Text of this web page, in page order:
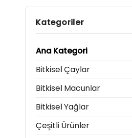
Kategoriler
Ana Kategori
Bitkisel Çaylar
Bitkisel Macunlar
Bitkisel Yağlar
Çeşitli Ürünler